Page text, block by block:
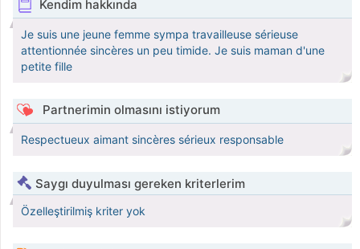
Kendim hakkında
Je suis une jeune femme sympa travailleuse sérieuse
attentionnée sincères un peu timide. Je suis maman d'une
petite fille
Partnerimin olmasını istiyorum
Respectueux aimant sincères sérieux responsable
Saygı duyulması gereken kriterlerim
Özelleştirilmiş kriter yok